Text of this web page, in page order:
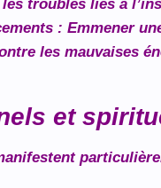
troubles liés à
: Emmener
les mauvaises
et